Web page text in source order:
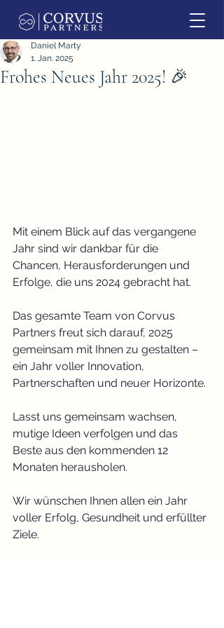
Frohes Neues Jahr 2025! 🎉
Daniel Marty
1. Jan. 2025
Mit einem Blick auf das vergangene
Jahr sind wir dankbar für die
Chancen, Herausforderungen und
Erfolge, die uns 2024 gebracht hat.
Das gesamte Team von Corvus
Partners freut sich darauf, 2025
gemeinsam mit Ihnen zu gestalten –
ein Jahr voller Innovation,
Partnerschaften und neuer Horizonte.
Lasst uns gemeinsam wachsen,
mutige Ideen verfolgen und das
Beste aus den kommenden 12
Monaten herausholen.
Wir wünschen Ihnen allen ein Jahr
voller Erfolg, Gesundheit und erfüllter
Ziele.